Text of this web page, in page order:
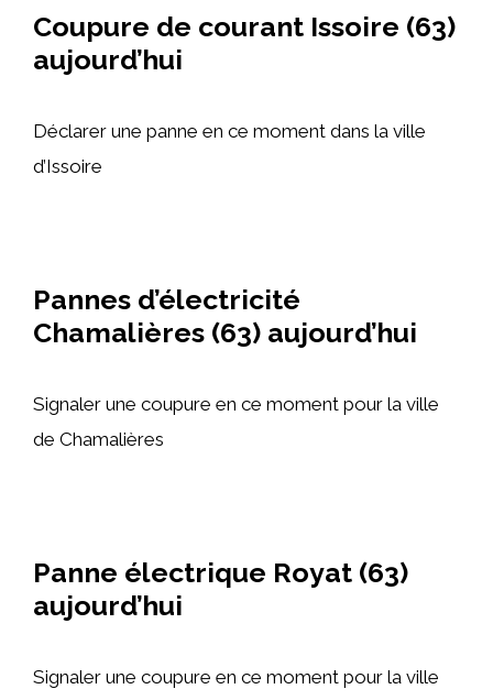
Coupure de courant Issoire (63)
aujourd’hui
Déclarer une panne en ce moment dans la ville
d’Issoire
Pannes d’électricité
Chamalières (63) aujourd’hui
Signaler une coupure en ce moment pour la ville
de Chamalières
Panne électrique Royat (63)
aujourd’hui
Signaler une coupure en ce moment pour la ville